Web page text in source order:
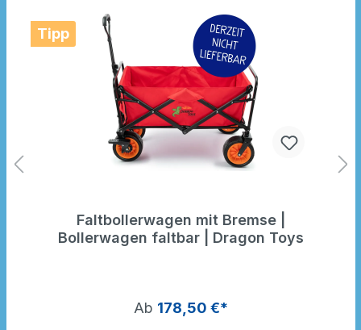
Tipp
Faltbollerwagen mit Bremse |
Bollerwagen faltbar | Dragon Toys
Ab 178,50 €*